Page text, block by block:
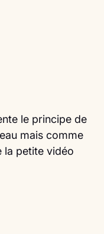
le principe de
mais comme
la petite vidéo